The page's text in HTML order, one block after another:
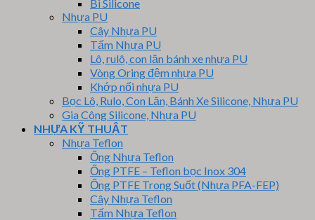
Bi Silicone
Nhựa PU
Cây Nhựa PU
Tấm Nhựa PU
Lô, rulô, con lăn bánh xe nhựa PU
Vòng Oring đệm nhựa PU
Khớp nối nhựa PU
Bọc Lô, Rulo, Con Lăn, Bánh Xe Silicone, Nhựa PU
Gia Công Silicone, Nhựa PU
NHỰA KỸ THUẬT
Nhựa Teflon
Ống Nhựa Teflon
Ống PTFE – Teflon bọc Inox 304
Ống PTFE Trong Suốt (Nhựa PFA-FEP)
Cây Nhựa Teflon
Tấm Nhựa Teflon